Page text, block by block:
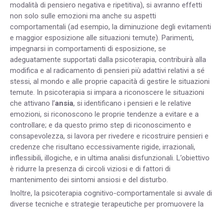
modalità di pensiero negativa e ripetitiva), si avranno effetti
non solo sulle emozioni ma anche su aspetti
comportamentali (ad esempio, la diminuzione degli evitamenti
e maggior esposizione alle situazioni temute). Parimenti,
impegnarsi in comportamenti di esposizione, se
adeguatamente supportati dalla psicoterapia, contribuirà alla
modifica e al radicamento di pensieri più adattivi relativi a sé
stessi, al mondo e alle proprie capacità di gestire le situazioni
temute. In psicoterapia si impara a riconoscere le situazioni
che attivano l’ansia, si identificano i pensieri e le relative
emozioni, si riconoscono le proprie tendenze a evitare e a
controllare; e da questo primo step di riconoscimento e
consapevolezza, si lavora per rivedere e ricostruire pensieri e
credenze che risultano eccessivamente rigide, irrazionali,
inflessibili, illogiche, e in ultima analisi disfunzionali. L’obiettivo
è ridurre la presenza di circoli viziosi e di fattori di
mantenimento dei sintomi ansiosi e del disturbo.
Inoltre, la psicoterapia cognitivo-comportamentale si avvale di
diverse tecniche e strategie terapeutiche per promuovere la